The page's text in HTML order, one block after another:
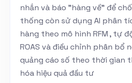
nhắn và báo "hàng về" để
thống còn sử dụng AI phân
hàng theo mô hình RFM , tự
ROAS và điều chỉnh phân bổ
quảng cáo số theo thời gian
hóa hiệu quả đầu tư